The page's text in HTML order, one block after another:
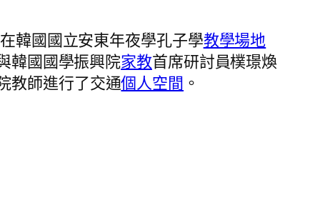
韓國國立安東年夜學孔子學教學場地
韓國國學振興院家教首席研討員樸璟煥
教師進行了交通個人空間 。